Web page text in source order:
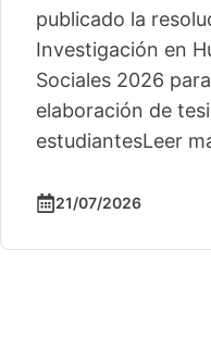
publicado la
Investigación en
Sociales 2026
elaboración de
estudiantesLeer
21/07/2026